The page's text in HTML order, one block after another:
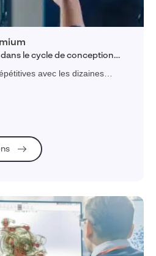
le cycle de conception
avec les dizaines